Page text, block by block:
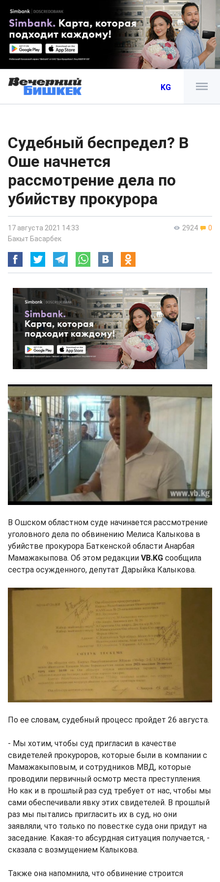
KG
Судебный беспредел? В
Оше начнется
рассмотрение дела по
убийству прокурора
2924 0
17 августа 2021 14:33
Бакыт Басарбек
В Ошском областном суде начинается рассмотрение
уголовного дела по обвинению Мелиса Калыкова в
убийстве прокурора Баткенской области Анарбая
Мамажакыпова. Об этом редакции VB.KG сообщила
сестра осужденного, депутат Дарыйка Калыкова.
По ее словам, судебный процесс пройдет 26 августа.
- Мы хотим, чтобы суд пригласил в качестве
свидетелей прокуроров, которые были в компании с
Мамажакыповым, и сотрудников МВД, которые
проводили первичный осмотр места преступления.
Но как и в прошлый раз суд требует от нас, чтобы мы
сами обеспечивали явку этих свидетелей. В прошлый
раз мы пытались пригласить их в суд, но они
заявляли, что только по повестке суда они придут на
заседание. Какая-то абсурдная ситуация получается, -
сказала с возмущением Калыкова.
Также она напомнила, что обвинение строится